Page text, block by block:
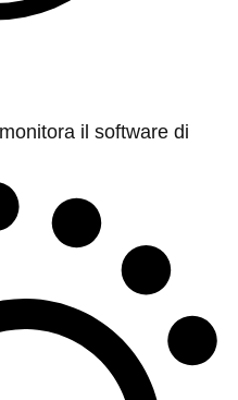
il software di